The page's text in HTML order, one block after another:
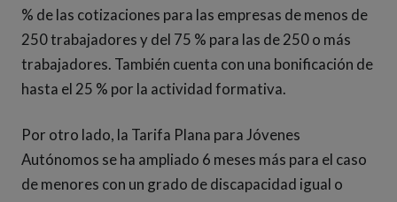
% de las cotizaciones para las empresas de menos de
250 trabajadores y del 75 % para las de 250 o más
trabajadores. También cuenta con una bonificación de
hasta el 25 % por la actividad formativa.
Por otro lado, la Tarifa Plana para Jóvenes
Autónomos se ha ampliado 6 meses más para el caso
de menores con un grado de discapacidad igual o